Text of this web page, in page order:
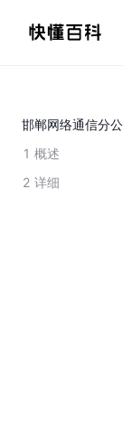
邯郸网络通信分
1 概述
2 详细